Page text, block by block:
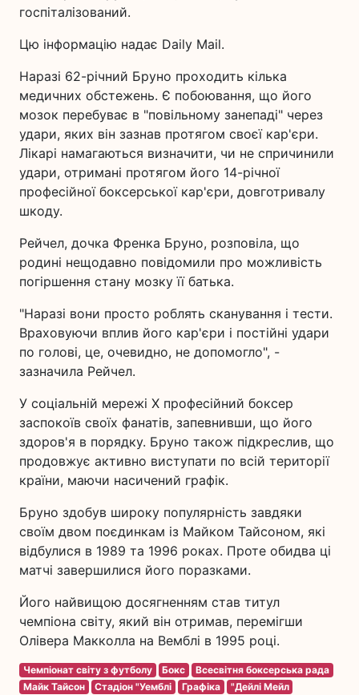
госпіталізований.
Цю інформацію надає Daily Mail.
Наразі 62-річний Бруно проходить кілька
медичних обстежень. Є побоювання, що його
мозок перебуває в "повільному занепаді" через
удари, яких він зазнав протягом своєї кар'єри.
Лікарі намагаються визначити, чи не спричинили
удари, отримані протягом його 14-річної
професійної боксерської кар'єри, довготривалу
шкоду.
Рейчел, дочка Френка Бруно, розповіла, що
родині нещодавно повідомили про можливість
погіршення стану мозку її батька.
"Наразі вони просто роблять сканування і тести.
Враховуючи вплив його кар'єри і постійні удари
по голові, це, очевидно, не допомогло", -
зазначила Рейчел.
У соціальній мережі X професійний боксер
заспокоїв своїх фанатів, запевнивши, що його
здоров'я в порядку. Бруно також підкреслив, що
продовжує активно виступати по всій території
країни, маючи насичений графік.
Бруно здобув широку популярність завдяки
своїм двом поєдинкам із Майком Тайсоном, які
відбулися в 1989 та 1996 роках. Проте обидва ці
матчі завершилися його поразками.
Його найвищою досягненням став титул
чемпіона світу, який він отримав, перемігши
Олівера Макколла на Вемблі в 1995 році.
Чемпіонат світу з футболу Бокс
Всесвітня боксерська рада
Майк Тайсон
Стадіон "Уемблі Графіка "Дейлі Мейл